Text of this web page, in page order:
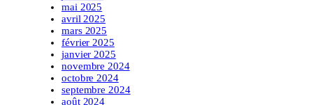
mai 2025
avril 2025
mars 2025
février 2025
janvier 2025
novembre 2024
octobre 2024
septembre 2024
août 2024